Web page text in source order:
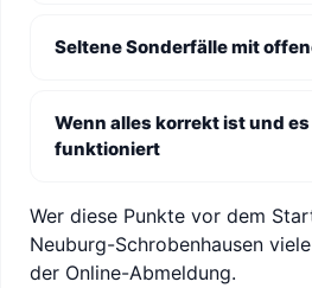
Seltene Sonderfälle mit
Wenn alles korrekt ist und
funktioniert
Wer diese Punkte vor dem
Neuburg-Schrobenhausen
der Online-Abmeldung.